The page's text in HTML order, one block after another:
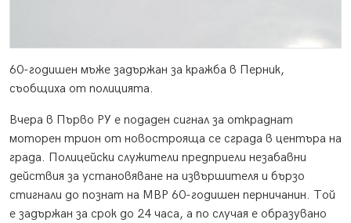
60-годишен мъже задържан за кражба в Перник,
съобщиха от полицията.
Вчера в Първо РУ е подаден сигнал за откраднат
моторен трион от новострояща се сграда в центъра на
града. Полицейски служители предприели незабавни
действия за установяване на извършителя и бързо
стигнали до познат на МВР 60-годишен перничанин. Той
е задържан за срок до 24 часа, а по случая е образувано